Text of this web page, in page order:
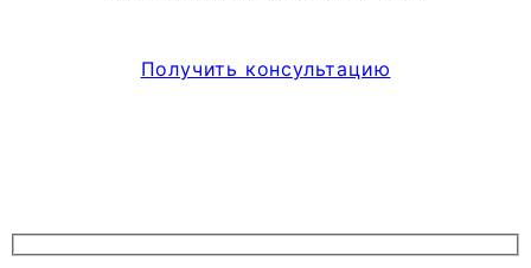
Получить консультацию